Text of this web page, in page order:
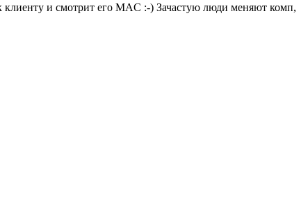
клиенту и смотрит его MAC :-) Зачастую люди меняют комп,